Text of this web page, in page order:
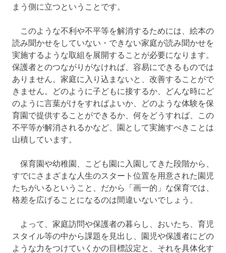
まう側に立つということです。
このような不利や不平等を解消するためには、絵本の
読み聞かせをしていない・できない家庭が読み聞かせを
実施するような取組を展開することが必要になります。
保護者とのつながりがなければ、容易にできるものでは
ありません。家庭に入り込まないと、改善することがで
きません。どのように子どもに接するか、どんな時にど
のように言葉がけをすればよいか、どのような体験を保
育園で提供することができるか、何をどうすれば、この
不平等が解消されるかなど、園として実施すべきことは
山積しています。
保育園や幼稚園、こども園に入園してきた段階から、
すでにさまざまな人生のスタート位置を用意された園児
たちがいるということ、だから「画一的」な保育では、
格差を広げることになるのは間違いないでしょう。
よって、家庭訪問や保護者の暮らし、おいたち、育児
スタイル等の中から課題を見出し、園児や保護者にどの
ような力をつけていくかの目標設定と、それを具体化す